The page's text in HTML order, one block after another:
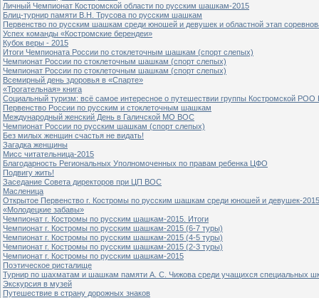
Личный Чемпионат Костромской области по русским шашкам-2015
Блиц-турнир памяти В.Н. Трусова по русским шашкам
Первенство по русским шашкам среди юношей и девушек и областной этап
Успех команды «Костромские берендеи»
Кубок веры - 2015
Итоги Чемпионата России по стоклеточным шашкам (спорт слепых)
Чемпионат России по стоклеточным шашкам (спорт слепых)
Чемпионат России по стоклеточным шашкам (спорт слепых)
Всемирный день здоровья в «Спарте»
«Трогательная» книга
Социальный туризм: всё самое интересное о путешествии группы Костромской
Первенство России по русским и стоклеточным шашкам
Международный женский День в Галичской МО ВОС
Чемпионат России по русским шашкам (спорт слепых)
Без милых женщин счастья не видать!
Загадка женщины
Мисс читательница-2015
Благодарность Региональных Уполномоченных по правам ребенка ЦФО
Подвигу жить!
Заседание Совета директоров при ЦП ВОС
Масленица
Открытое Первенство г. Костромы по русским шашкам среди юношей и девушек-
«Молодецкие забавы»
Чемпионат г. Костромы по русским шашкам-2015. Итоги
Чемпионат г. Костромы по русским шашкам-2015 (6-7 туры)
Чемпионат г. Костромы по русским шашкам-2015 (4-5 туры)
Чемпионат г. Костромы по русским шашкам-2015 (2-3 туры)
Чемпионат г. Костромы по русским шашкам-2015
Поэтическое ристалище
Турнир по шахматам и шашкам памяти А. С. Чижова среди учащихся специальных
Экскурсия в музей
Путешествие в страну дорожных знаков